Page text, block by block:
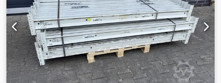
990 mm Informazioni generali sull’articolo: Questo articolo
è disponibile esclusivamente per il ritiro in sede.
Un’eventuale spedizione o trasporto devono essere
concordati separatamente e comportano costi aggiuntivi
variabili in base al luogo di consegna o all’entità della
fornitura.